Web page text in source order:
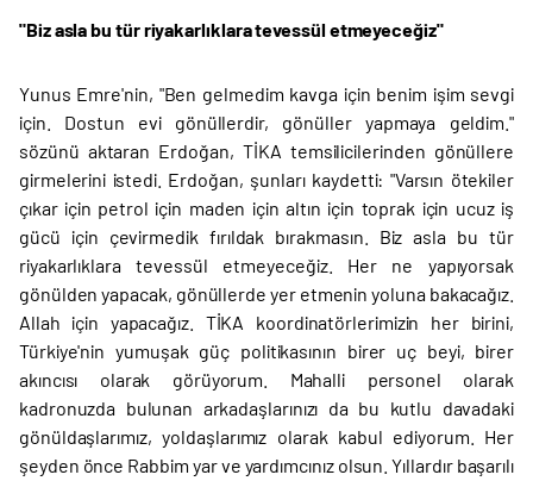
"Biz asla bu tür riyakarlıklara tevessül etmeyeceğiz"
Yunus Emre'nin, "Ben gelmedim kavga için benim işim sevgi
için. Dostun evi gönüllerdir, gönüller yapmaya geldim."
sözünü aktaran Erdoğan, TİKA temsilicilerinden gönüllere
girmelerini istedi. Erdoğan, şunları kaydetti: "Varsın ötekiler
çıkar için petrol için maden için altın için toprak için ucuz iş
gücü için çevirmedik fırıldak bırakmasın. Biz asla bu tür
riyakarlıklara tevessül etmeyeceğiz. Her ne yapıyorsak
gönülden yapacak, gönüllerde yer etmenin yoluna bakacağız.
Allah için yapacağız. TİKA koordinatörlerimizin her birini,
Türkiye'nin yumuşak güç politikasının birer uç beyi, birer
akıncısı olarak görüyorum. Mahalli personel olarak
kadronuzda bulunan arkadaşlarınızı da bu kutlu davadaki
gönüldaşlarımız, yoldaşlarımız olarak kabul ediyorum. Her
şeyden önce Rabbim yar ve yardımcınız olsun. Yıllardır başarılı